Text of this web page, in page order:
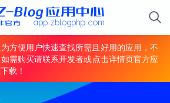
方便用户快速查找所需且好用的应用，不
需购买请联系开发者或点击详情页官方应
载！